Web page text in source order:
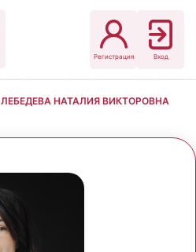
Регистрация Вход
ЛЕБЕДЕВА НАТАЛИЯ ВИКТОРОВНА